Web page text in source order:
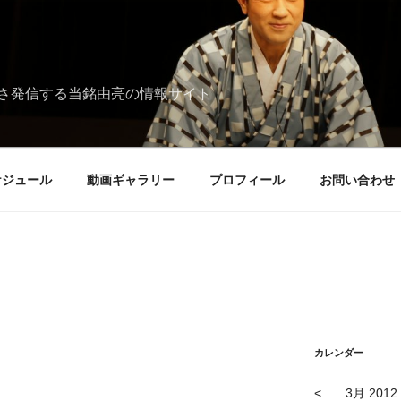
発信する当銘由亮の情報サイト
ュール 動画ギャラリー プロフィール お問い合わせ
カレンダー
< 3月 2012